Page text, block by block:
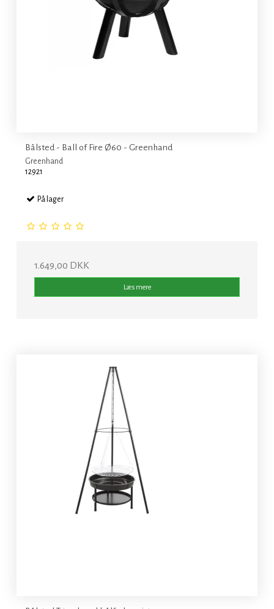
Bålsted - Ball of Fire Ø60 - Greenhand
Greenhand
12921
På lager
1.649,00 DKK
Læs mere